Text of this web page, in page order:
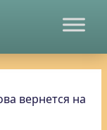
вернется на